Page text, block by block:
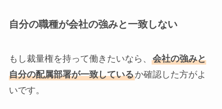
自分の職種が会社の強みと一致しない
もし裁量権を持って働きたいなら、 会社の強みと
自分の配属部署が一致しているか確認した方がよ
いです。